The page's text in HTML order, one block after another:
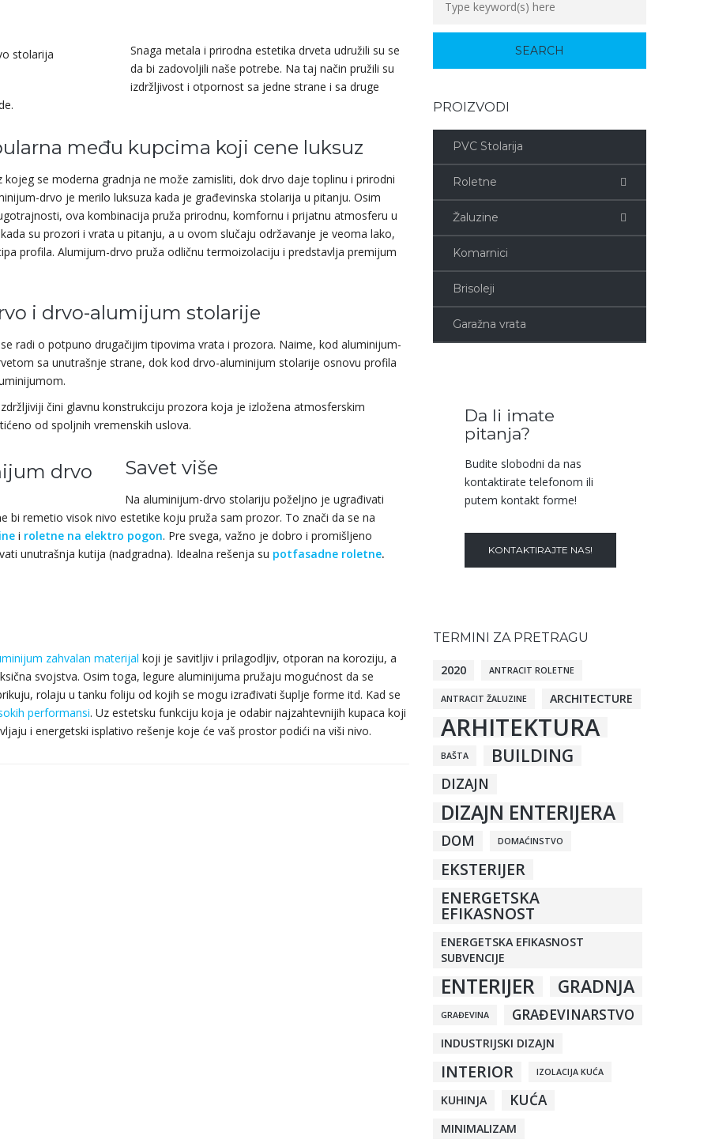
Snaga metala i prirodna estetika drveta udružili su se
da bi zadovoljili naše potrebe. Na taj način pružili su
izdržljivost i otpornost sa jedne strane i sa druge
među kupcima koji cene luksuz
se moderna gradnja ne može zamisliti, dok drvo daje toplinu i prirodni
drvo je merilo luksuza kada je građevinska stolarija u pitanju. Osim
ova kombinacija pruža prirodnu, komfornu i prijatnu atmosferu u
su prozori i vrata u pitanju, a u ovom slučaju održavanje je veoma lako,
profila. Alumijum-drvo pruža odličnu termoizolaciju i predstavlja premijum
i drvo-alumijum stolarije
radi o potpuno drugačijim tipovima vrata i prozora. Naime, kod aluminijum-
sa unutrašnje strane, dok kod drvo-aluminijum stolarije osnovu profila
čini glavnu konstrukciju prozora koja je izložena atmosferskim
od spoljnih vremenskih uslova.
Savet više
Na aluminijum-drvo stolariju poželjno je ugrađivati
bi remetio visok nivo estetike koju pruža sam prozor. To znači da se na
i roletne na elektro pogon. Pre svega, važno je dobro i promišljeno
unutrašnja kutija (nadgradna). Idealna rešenja su potfasadne roletne.
zahvalan materijal koji je savitljiv i prilagodljiv, otporan na koroziju, a
svojstva. Osim toga, legure aluminijuma pružaju mogućnost da se
rolaju u tanku foliju od kojih se mogu izrađivati šuplje forme itd. Kad se
performansi. Uz estetsku funkciju koja je odabir najzahtevnijih kupaca koji
i energetski isplativo rešenje koje će vaš prostor podići na viši nivo.
PROIZVODI
PVC Stolarija
Roletne
Žaluzine
Komarnici
Brisoleji
Garažna vrata
Da li imate
pitanja?
Budite slobodni da nas
kontaktirate telefonom ili
putem kontakt forme!
KONTAKTIRAJTE NAS!
TERMINI ZA PRETRAGU
2020 ANTRACIT ROLETNE
ANTRACIT ŽALUZINE ARCHITECTURE
ARHITEKTURA
BAŠTA BUILDING
DIZAJN
DIZAJN ENTERIJERA
DOM DOMAĆINSTVO
EKSTERIJER
ENERGETSKA
EFIKASNOST
ENERGETSKA EFIKASNOST
SUBVENCIJE
ENTERIJER GRADNJA
GRAĐEVINA GRAĐEVINARSTVO
INDUSTRIJSKI DIZAJN
INTERIOR IZOLACIJA KUĆA
KUHINJA KUĆA
MINIMALIZAM